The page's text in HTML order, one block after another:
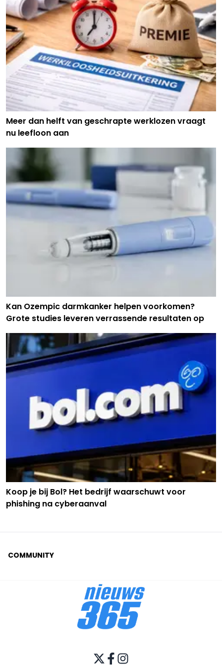
Meer dan helft van geschrapte werklozen vraagt
nu leefloon aan
Kan Ozempic darmkanker helpen voorkomen?
Grote studies leveren verrassende resultaten op
Koop je bij Bol? Het bedrijf waarschuwt voor
phishing na cyberaanval
COMMUNITY